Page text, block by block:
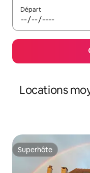
Départ
Locations
Superhôte
Superhôte